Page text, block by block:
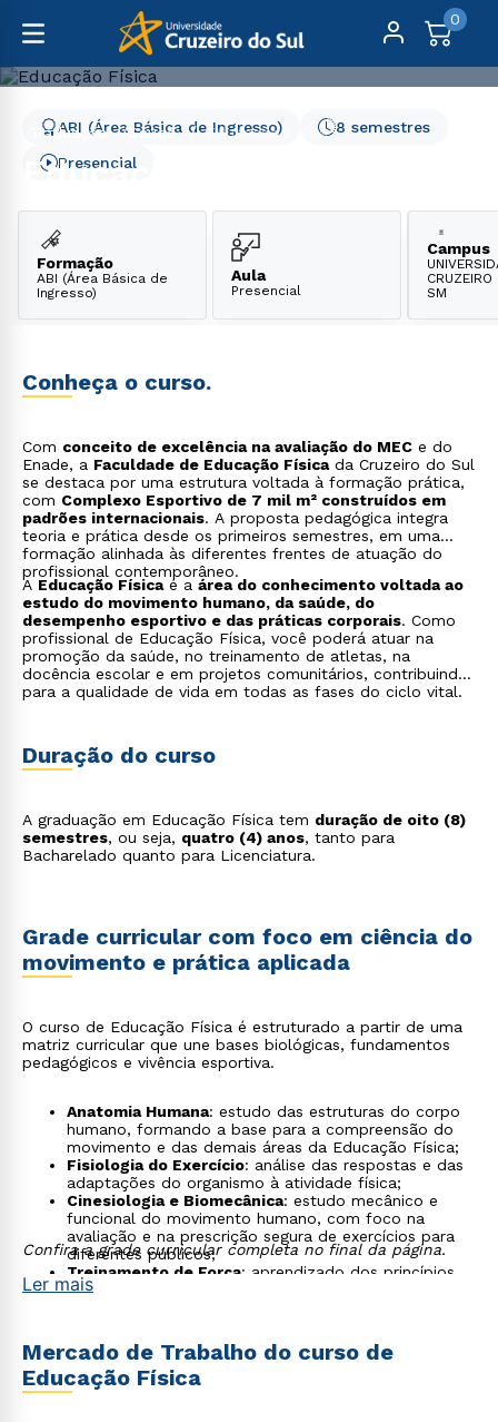
0
Graduação Saúde Educação Física
Educação Física
8 semestres
ABI (Área Básica de Ingresso)
Presencial
Formação
ABI (Área Básica de
Ingresso)
Aula
Presencial
Campus
SM
Conheça o curso.
Com conceito de excelência na avaliação do MEC e do
Enade, a Faculdade de Educação Físicada Cruzeiro do Sul
se destaca por uma estrutura voltada à formação prática,
com Complexo Esportivo de 7 mil m² construídos em
padrões internacionais. A proposta pedagógica integra
teoria e prática desde os primeiros semestres, em uma
formação alinhada às diferentes frentes de atuação do
profissional contemporâneo.
A Educação Físicaé a área do conhecimento voltada ao
estudo do movimento humano, da saúde, do
desempenho esportivo e das práticas corporais. Como
profissional de Educação Física, você poderá atuar na
promoção da saúde, no treinamento de atletas, na
docência escolar e em projetos comunitários, contribuindo
para a qualidade de vida em todas as fases do ciclo vital.
Duração do curso
A graduação em Educação Física tem duração de oito (8)
semestres, ou seja, quatro (4) anos, tanto para
Bacharelado quanto para Licenciatura.
Grade curricular com foco em ciência do
movimento e prática aplicada
O curso de Educação Física é estruturado a partir de uma
matriz curricular que une bases biológicas, fundamentos
pedagógicos e vivência esportiva.
Anatomia Humana: estudo das estruturas do corpo
humano, formando a base para a compreensão do
movimento e das demais áreas da Educação Física;
Fisiologia do Exercício: análise das respostas e das
adaptações do organismo à atividade física;
Cinesiologia e Biomecânica: estudo mecânico e
funcional do movimento humano, com foco na
avaliação e na prescrição segura de exercícios para
diferentes públicos;
Treinamento de Força: aprendizado dos princípios
de prescrição e periodização do treinamento;
semiolímpica;
Manifestações Rítmicas e Ginásticas
desenvolvimento de gestos gímnicos e expressivos
em práticas como ginástica artística, rítmica e
Confira a grade curricular completa no final da página.
Ler mais
Mercado de Trabalho do curso de
Educação Física